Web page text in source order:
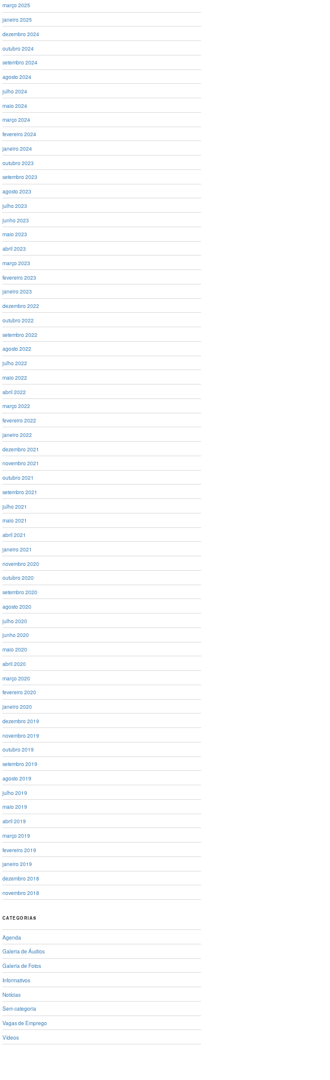
março 2025
janeiro 2025
dezembro 2024
outubro 2024
setembro 2024
agosto 2024
julho 2024
maio 2024
março 2024
fevereiro 2024
janeiro 2024
outubro 2023
setembro 2023
agosto 2023
julho 2023
junho 2023
maio 2023
abril 2023
março 2023
fevereiro 2023
janeiro 2023
dezembro 2022
outubro 2022
setembro 2022
agosto 2022
julho 2022
maio 2022
abril 2022
março 2022
fevereiro 2022
janeiro 2022
dezembro 2021
novembro 2021
outubro 2021
setembro 2021
julho 2021
maio 2021
abril 2021
janeiro 2021
novembro 2020
outubro 2020
setembro 2020
agosto 2020
julho 2020
junho 2020
maio 2020
abril 2020
março 2020
fevereiro 2020
janeiro 2020
dezembro 2019
novembro 2019
outubro 2019
setembro 2019
agosto 2019
julho 2019
maio 2019
abril 2019
março 2019
fevereiro 2019
janeiro 2019
dezembro 2018
novembro 2018
CATEGORIAS
Agenda
Galeria de Áudios
Galeria de Fotos
Informativos
Notícias
Sem categoria
Vagas de Emprego
Vídeos